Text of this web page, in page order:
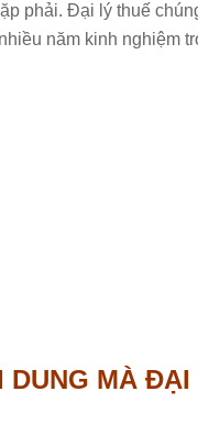
phải. Đại lý thuế
năm kinh nghiệm
DUNG MÀ